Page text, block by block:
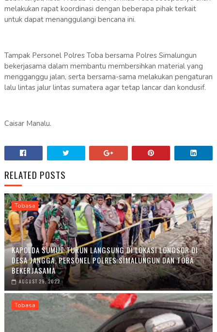
melakukan rapat koordinasi dengan beberapa pihak terkait
untuk dapat menanggulangi bencana ini.
Tampak Personel Polres Toba bersama Polres Simalungun
bekerjasama dalam membantu membersihkan material yang
mengganggu jalan, serta bersama-sama melakukan pengaturan
lalu lintas jalur lintas sumatera agar tetap lancar dan kondusif.
Caisar Manalu.
RELATED POSTS
Tobasa
KAPOLDA SUMUT TURUN LANGSUNG DI LOKASI LONGSOR DI
DESA JANGGA, PERSONEL POLRES SIMALUNGUN DAN TOBA
BEKERJASAMA
AUGUST 29, 2022
Tobasa